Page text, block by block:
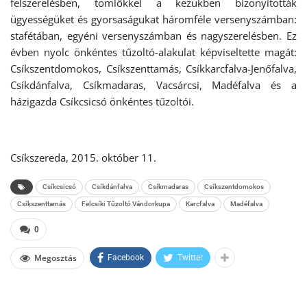
ügyességüket és gyorsaságukat háromféle versenyszámban:
stafétában, egyéni versenyszámban és nagyszerelésben. Ez
évben nyolc önkéntes tűzoltó-alakulat képviseltette magát:
Csíkszentdomokos, Csíkszenttamás, Csíkkarcfalva-Jenőfalva,
Csíkdánfalva, Csíkmadaras, Vacsárcsi, Madéfalva és a
házigazda Csíkcsicsó önkéntes tűzoltói.
Csíkszereda, 2015. október 11.
Csíkcsicsó Csíkdánfalva Csíkmadaras Csíkszentdomokos
Csíkszenttamás Felcsíki Tűzoltó Vándorkupa Karcfalva Madéfalva
0
Megosztás Facebook Twitter